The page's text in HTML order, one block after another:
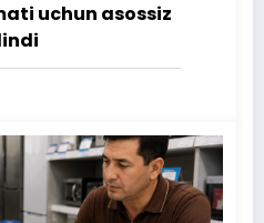
uchun asossiz